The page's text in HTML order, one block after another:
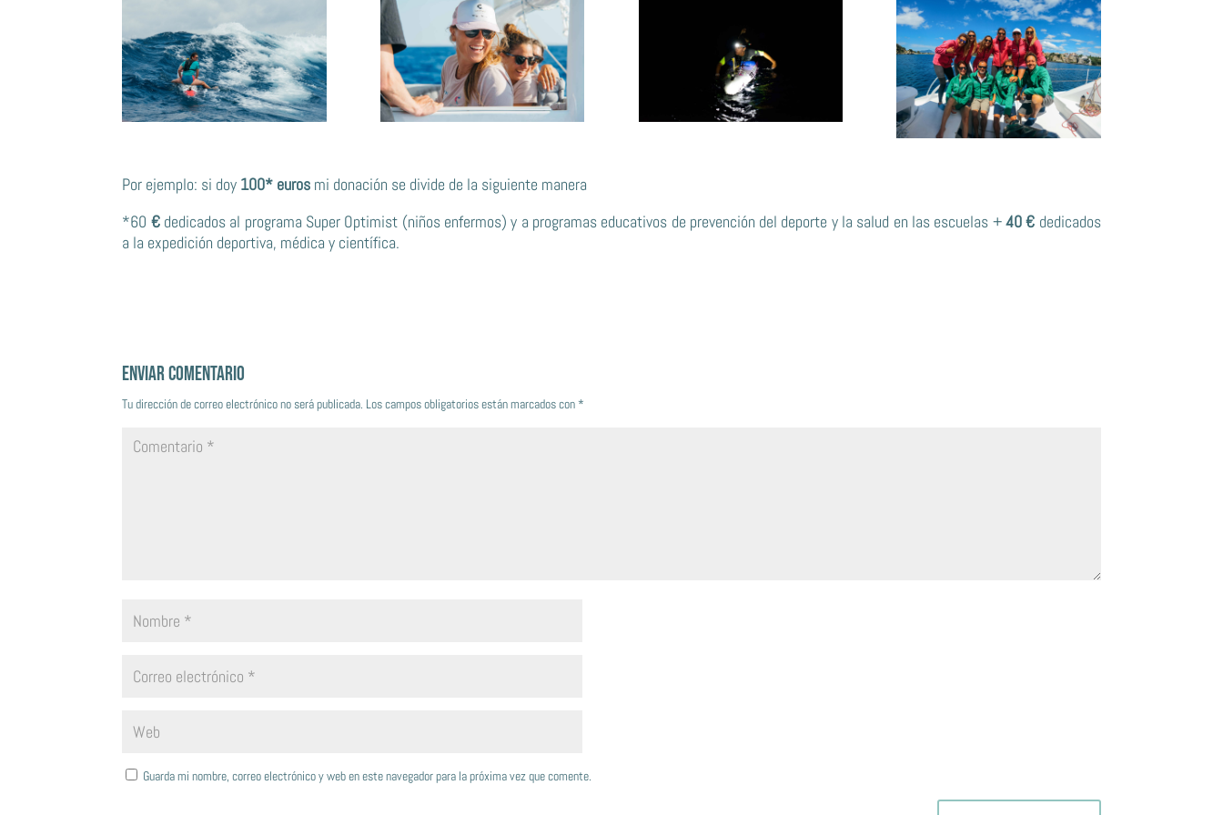
Por ejemplo: si doy 100* euros mi donación se divide de la siguiente manera
*60 €dedicados al programa Super Optimist (niños enfermos) y a programas educativos de prevención del deporte y la salud en las escuelas +40 € dedicados
a la expedición deportiva, médica y científica.
Enviar comentario
Tu dirección de correo electrónico no será publicada. Los campos obligatorios están marcados con *
Guarda mi nombre, correo electrónico y web en este navegador para la próxima vez que comente.